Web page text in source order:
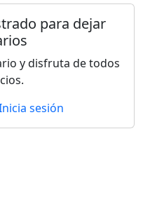
para dejar
y disfruta de todos
sesión